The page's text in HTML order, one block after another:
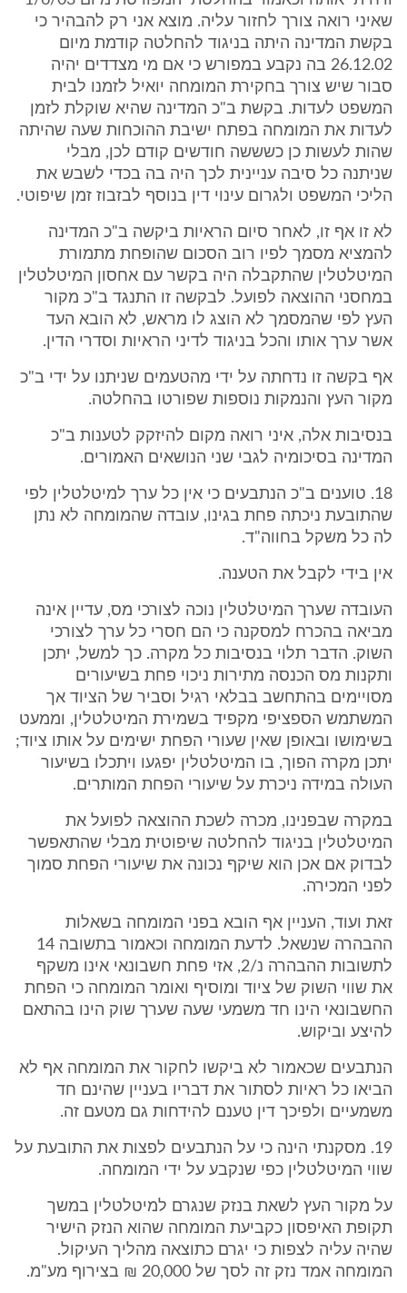
שאיני רואה צורך לחזור עליה. מוצא אני רק להבהיר כי
בקשת המדינה היתה בניגוד להחלטה קודמת מיום
26.12.02 בה נקבע במפורש כי אם מי מצדדים יהיה
סבור שיש צורך בחקירת המומחה יואיל לזמנו לבית
המשפט לעדות. בקשת ב"כ המדינה שהיא שוקלת לזמן
לעדות את המומחה בפתח ישיבת ההוכחות שעה שהיתה
שהות לעשות כן כשששה חודשים קודם לכן, מבלי
שניתנה כל סיבה עניינית לכך היה בה בכדי לשבש את
הליכי המשפט ולגרום עינוי דין בנוסף לבזבוז זמן שיפוטי.
לא זו אף זו, לאחר סיום הראיות ביקשה ב"כ המדינה
להמציא מסמך לפיו רוב הסכום שהופחת מתמורת
המיטלטלין שהתקבלה היה בקשר עם אחסון המיטלטלין
במחסני ההוצאה לפועל. לבקשה זו התנגד ב"כ מקור
העץ לפי שהמסמך לא הוצג לו מראש, לא הובא העד
אשר ערך אותו והכל בניגוד לדיני הראיות וסדרי הדין.
אף בקשה זו נדחתה על ידי מהטעמים שניתנו על ידי ב"כ
מקור העץ והנמקות נוספות שפורטו בהחלטה.
בנסיבות אלה, איני רואה מקום להיזקק לטענות ב"כ
המדינה בסיכומיה לגבי שני הנושאים האמורים.
18. טוענים ב"כ הנתבעים כי אין כל ערך למיטלטלין לפי
שהתובעת ניכתה פחת בגינו, עובדה שהמומחה לא נתן
לה כל משקל בחווה"ד.
אין בידי לקבל את הטענה.
העובדה שערך המיטלטלין נוכה לצורכי מס, עדיין אינה
מביאה בהכרח למסקנה כי הם חסרי כל ערך לצורכי
השוק. הדבר תלוי בנסיבות כל מקרה. כך למשל, יתכן
ותקנות מס הכנסה מתירות ניכוי פחת בשיעורים
מסויימים בהתחשב בבלאי רגיל וסביר של הציוד אך
המשתמש הספציפי מקפיד בשמירת המיטלטלין, וממעט
בשימושו ובאופן שאין שעורי הפחת ישימים על אותו ציוד;
יתכן מקרה הפוך, בו המיטלטלין יפגעו ויתכלו בשיעור
העולה במידה ניכרת על שיעורי הפחת המותרים.
במקרה שבפנינו, מכרה לשכת ההוצאה לפועל את
המיטלטלין בניגוד להחלטה שיפוטית מבלי שהתאפשר
לבדוק אם אכן הוא שיקף נכונה את שיעורי הפחת סמוך
לפני המכירה.
זאת ועוד, העניין אף הובא בפני המומחה בשאלות
ההבהרה שנשאל. לדעת המומחה וכאמור בתשובה 14
לתשובות ההבהרה נ/2, אזי פחת חשבונאי אינו משקף
את שווי השוק של ציוד ומוסיף ואומר המומחה כי הפחת
החשבונאי הינו חד משמעי שעה שערך שוק הינו בהתאם
להיצע וביקוש.
הנתבעים שכאמור לא ביקשו לחקור את המומחה אף לא
הביאו כל ראיות לסתור את דבריו בעניין שהינם חד
משמעיים ולפיכך דין טענם להידחות גם מטעם זה.
19. מסקנתי הינה כי על הנתבעים לפצות את התובעת על
שווי המיטלטלין כפי שנקבע על ידי המומחה.
על מקור העץ לשאת בנזק שנגרם למיטלטלין במשך
תקופת האיפסון כקביעת המומחה שהוא הנזק הישיר
שהיה עליה לצפות כי יגרם כתוצאה מהליך העיקול.
המומחה אמד נזק זה לסך של 20,000 ₪ בצירוף מע"מ.